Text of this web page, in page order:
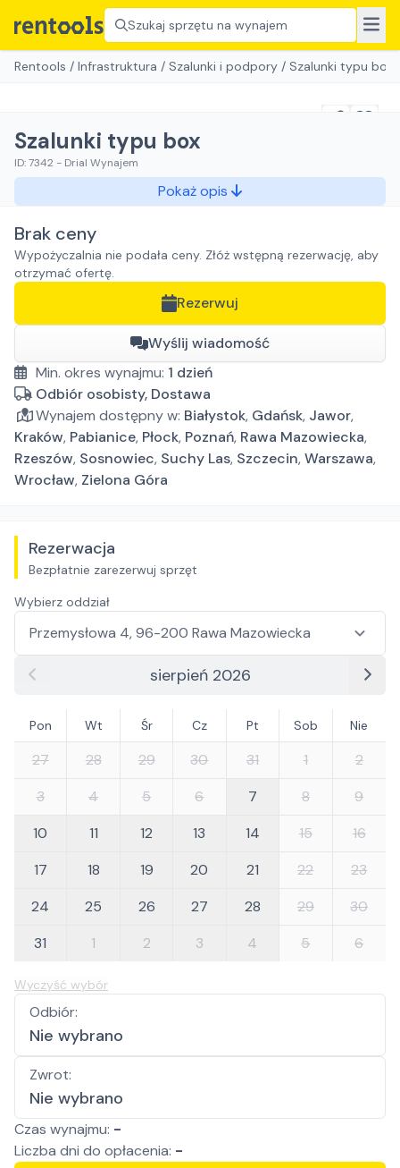
Szukaj sprzętu na wynajem
Rentools / Infrastruktura / Szalunki i podpory / Szalunki typu box
Szalunki typu box
ID:7342 - Drial Wynajem
Pokaż opis
Brak ceny
Wypożyczalnia nie podała ceny. Złóż wstępną rezerwację, aby
otrzymać ofertę.
Rezerwuj
Wyślij wiadomość
Min. okres wynajmu: 1 dzień
Odbiór osobisty, Dostawa
Wynajem dostępny w: Białystok, Gdańsk, Jawor,
Kraków, Pabianice, Płock, Poznań, Rawa Mazowiecka,
Rzeszów, Sosnowiec, Suchy Las, Szczecin,Warszawa,
Wrocław, Zielona Góra
Rezerwacja
Bezpłatnie zarezerwuj sprzęt
Wybierz oddział
sierpień 2026
Pon Wt Śr Cz Pt Sob Nie
27 28 29 30 31 1
2
3
4 5 6 7 8
9
10
11 12 13 14 15
16
17
18 19 20 21 22
23
24
25 26 27 28 29
30
31
1 2 3 4 5 6
Wyczyść wybór
Odbiór:
Nie wybrano
Zwrot:
Nie wybrano
Czas wynajmu: -
Liczba dni do opłacenia: -